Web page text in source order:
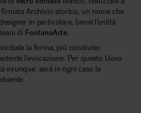
Archivio storico, un nome che
in particolare, bensì l’entità
di FontanaArte.
la forma, più condiviso
l’evocazione. Per questo Uovo
ovunque: sarà in ogni caso la